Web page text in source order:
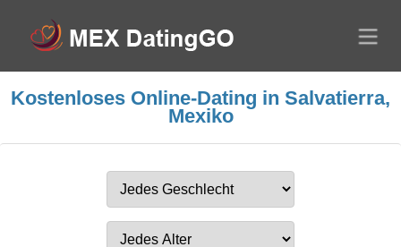
Kostenloses Online-Dating in Salvatierra,
Mexiko